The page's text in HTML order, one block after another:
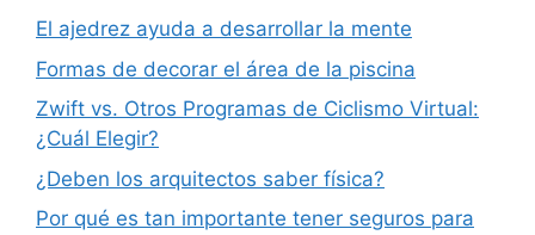
El ajedrez ayuda a desarrollar la mente
Formas de decorar el área de la piscina
Zwift vs. Otros Programas de Ciclismo Virtual:
¿Cuál Elegir?
¿Deben los arquitectos saber física?
Por qué es tan importante tener seguros para